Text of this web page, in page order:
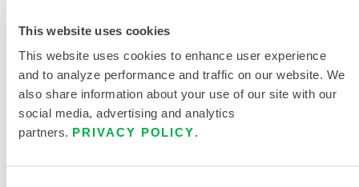
This website uses cookies
This website uses cookies to enhance user experience
and to analyze performance and traffic on our website. We
also share information about your use of our site with our
social media, advertising and analytics
partners. PRIVACY POLICY.